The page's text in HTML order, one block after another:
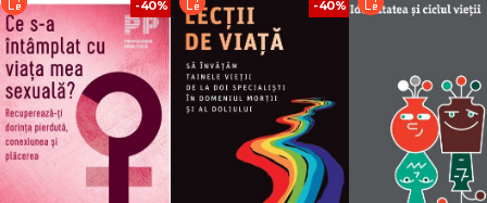
și puterea ta, ci și pe cea a strămoșilor tăi. Este înțelepciunea
greutăți. Este un tip de reziliență care traversează timpul și
din generație în generație. Această moștenire genetică transpare nu
tale emoționale; este o reziliență care se reflectă în modul în care ai
în Arborele Traumei Intergeneraționale, să folosești puterea
încât viața ta să nu se simtă ca o permanentă cursă cu obstacole. -
lungul anilor au avut straturi de traume care trebuiau să fie
din viața lor, dar în cele din urmă ajung să înțeleagă că există straturi ale
-40% -40%